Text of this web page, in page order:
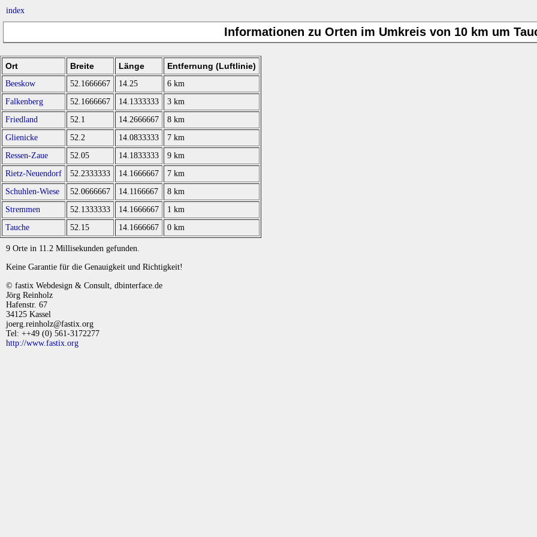
index
Informationen zu Orten im Umkreis von 10 km um
Ort Breite Länge Entfernung (Luftlinie)
Beeskow 52.1666667 14.25
6 km
Falkenberg
52.1666667 14.1333333
3 km
Friedland
52.1 14.2666667
8 km
Glienicke
52.2 14.0833333
7 km
Ressen-Zaue
52.05 14.1833333
9 km
Rietz-Neuendorf
52.2333333 14.1666667
7 km
Schuhlen-Wiese
52.0666667 14.1166667
8 km
Stremmen
52.1333333 14.1666667
1 km
Tauche
52.15 14.1666667 0 km
9 Orte in 11.2 Millisekunden gefunden.
Keine Garantie für die Genauigkeit und Richtigkeit!
© fastix Webdesign & Consult, dbinterface.de
Jörg Reinholz
Hafenstr. 67
34125 Kassel
joerg.reinholz@fastix.org
Tel: ++49 (0) 561-3172277
http://www.fastix.org